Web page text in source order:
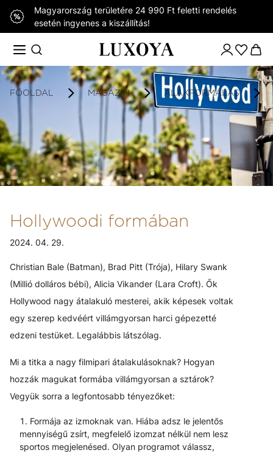
Magyarország területére 24 990 Ft feletti rendelés
esetén ingyenes a kiszállítás!
FŐOLDAL MAGAZIN ALAKFORMÁLÁS
Hollywoodi formában
2024. 04. 29.
Christian Bale (Batman), Brad Pitt (Trója), Hilary Swank
(Millió dolláros bébi), Alicia Vikander (Lara Croft). Ők
Hollywood nagy átalakuló mesterei, akik képesek voltak
egy szerep kedvéért villámgyorsan harci gépezetté
edzeni testüket. Legalábbis látszólag.
Mi a titka a nagy filmipari átalakulásoknak? Hogyan
hozzák magukat formába villámgyorsan a sztárok?
Vegyük sorra a legfontosabb tényezőket:
Formája az izmoknak van. Hiába adsz le jelentős
mennyiségű zsírt, megfelelő izomzat nélkül nem lesz
sportos megjelenésed. Olyan programot válassz,